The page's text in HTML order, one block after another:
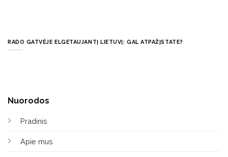
Nuorodos
Pradinis
Apie mus
RADO GATVĖJE ELGETAUJANTĮ LIETUVĮ: GAL ATPAŽĮSTATE?